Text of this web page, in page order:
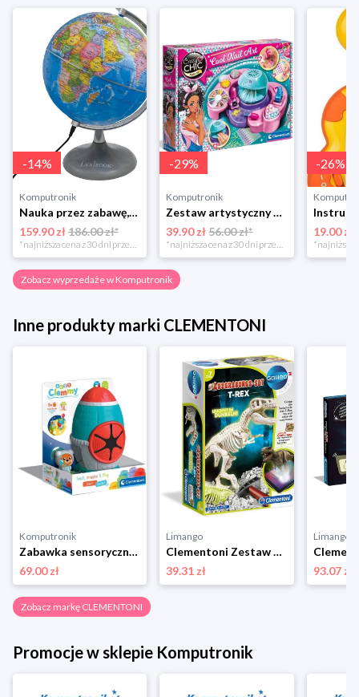
-14%
Komputronik
Nauka przez zabawę,zabawka edukacyjna,zabawka interaktywna Lexibook Globus Świecący Dzienny i Nocny PL LEXIBOOK
159.90 zł186.00 zł*
*najniższa cena z 30 dni przed obniżką
-29%
Komputronik
Zestaw artystyczny Clementoni Crazy chic Odjazdowe paznokcie 78771
39.90 zł 56.00 zł*
*najniższa cena z 30 dni przed obniżką
-26%
19.00 zł
Zobacz wyprzedaże w Komputronik
Inne produkty marki CLEMENTONI
Komputronik
Zabawka sensoryczna Clementoni Clemmy Rakieta Sensoryczna 17806
69.00 zł
Limango
Clementoni Zestaw do wykopalisk Galileo "T-Rex" - 7+ rozmiar: onesize
39.31 zł
Limango
93.07 zł
Zobacz markę CLEMENTONI
Promocje w sklepie Komputronik